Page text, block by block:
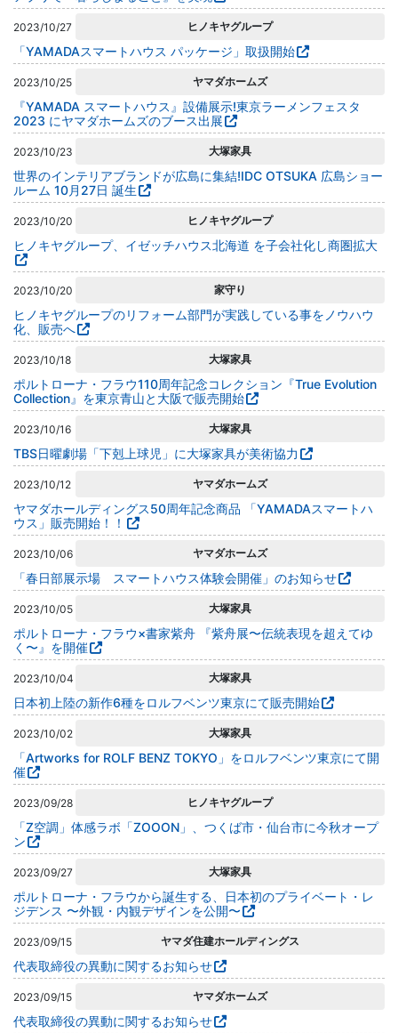
2023/10/27 ヒノキヤグループ
「YAMADAスマートハウス パッケージ」取扱開始
2023/10/25 ヤマダホームズ
『YAMADA スマートハウス』設備展示!東京ラーメンフェスタ
2023 にヤマダホームズのブース出展
2023/10/23 大塚家具
世界のインテリアブランドが広島に集結!IDC OTSUKA 広島ショー
ルーム 10月27⽇ 誕⽣
2023/10/20 ヒノキヤグループ
ヒノキヤグループ、イゼッチハウス北海道 を子会社化し商圏拡大
2023/10/20 家守り
ヒノキヤグループのリフォーム部門が実践している事をノウハウ
化、販売へ
2023/10/18 大塚家具
ポルトローナ・フラウ110周年記念コレクション『True Evolution
Collection』を東京青山と大阪で販売開始
2023/10/16 大塚家具
TBS日曜劇場「下剋上球児」に大塚家具が美術協力
2023/10/12 ヤマダホームズ
ヤマダホールディングス50周年記念商品 「YAMADAスマートハ
ウス」販売開始！！
2023/10/06 ヤマダホームズ
「春日部展示場 スマートハウス体験会開催」のお知らせ
2023/10/05 大塚家具
ポルトローナ・フラウ×書家紫舟 『紫舟展〜伝統表現を超えてゆ
く〜』を開催
2023/10/04 大塚家具
日本初上陸の新作6種をロルフベンツ東京にて販売開始
2023/10/02 大塚家具
「Artworks for ROLF BENZ TOKYO」をロルフベンツ東京にて開
催
2023/09/28 ヒノキヤグループ
「Z空調」体感ラボ「ZOOON」、つくば市・仙台市に今秋オープ
ン
2023/09/27 大塚家具
ポルトローナ・フラウから誕生する、日本初のプライベート・レ
ジデンス 〜外観・内観デザインを公開〜
2023/09/15 ヤマダ住建ホールディングス
代表取締役の異動に関するお知らせ
2023/09/15 ヤマダホームズ
代表取締役の異動に関するお知らせ